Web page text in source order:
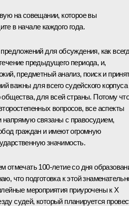
на совещании, которое вы
в начале каждого года.
для обсуждения, как
предыдущего периода, и,
предметный анализ, поиск и
важны для всего судейского корпуса
общества, для всей страны. Потому
вопросов, все аспекты
напрямую связаны с правосудием,
граждан и имеют огромную
значимость.
отмечать 100-летие со дня
что подготовка к этой
мероприятия приурочены к X
судей, который планируется